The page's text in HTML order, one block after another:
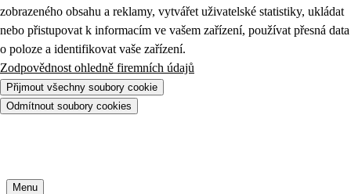
zobrazeného obsahu a reklamy, vytvářet uživatelské statistiky, ukládat
nebo přistupovat k informacím ve vašem zařízení, používat přesná data
o poloze a identifikovat vaše zařízení.
Zodpovědnost ohledně firemních údajů
Přijmout všechny soubory cookie
Odmítnout soubory cookies
Menu